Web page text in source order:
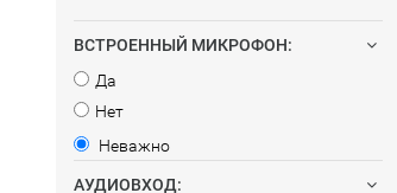
ВСТРОЕННЫЙ МИКРОФОН:
Да
Нет
Неважно
АУДИОВХОД: